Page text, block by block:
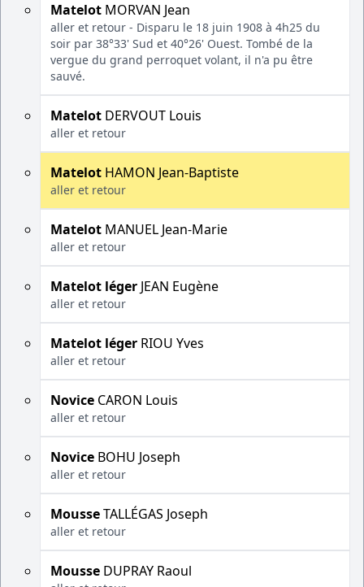
Matelot MORVAN Jean
aller et retour - Disparu le 18 juin 1908 à 4h25 du
soir par 38°33' Sud et 40°26' Ouest. Tombé de la
vergue du grand perroquet volant, il n'a pu être
sauvé.
Matelot DERVOUT Louis
aller et retour
Matelot HAMON Jean-Baptiste
aller et retour
Matelot MANUEL Jean-Marie
aller et retour
Matelot léger JEAN Eugène
aller et retour
Matelot léger RIOU Yves
aller et retour
Novice CARON Louis
aller et retour
Novice BOHU Joseph
aller et retour
MousseTALLÉGAS Joseph
aller et retour
Mousse DUPRAY Raoul